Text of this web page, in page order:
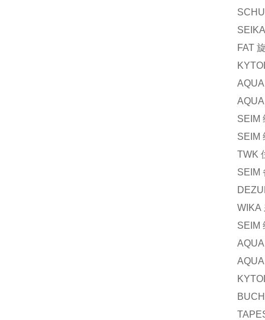
SEIKA
FAT
SEIM
SEIM
TWK
SEIM
WIKA
SEIM